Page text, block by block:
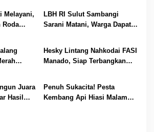
Melayani,
Roda
LBH RI Sulut Sambangi
Sarani Matani, Warga Dapat
Hesky Lintang Nahkodai FASI
Manado, Siap Terbangkan
Juara
Hasil
Penuh Sukacita! Pesta
Kembang Api Hiasi Malam